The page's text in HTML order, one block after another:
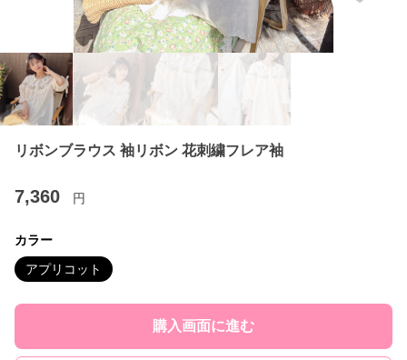
リボンブラウス 袖リボン 花刺繍フレア袖
7,360 円
カラー
アプリコット
購入画面に進む